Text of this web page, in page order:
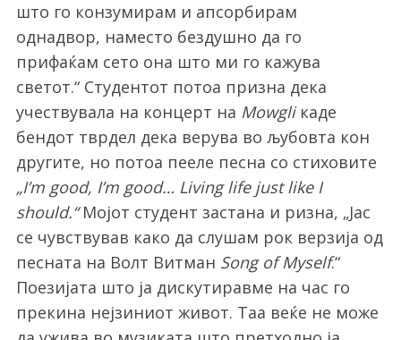
што го конзумирам и апсорбирам
однадвор, наместо бездушно да го
прифаќам сето она што ми го кажува
светот.“ Студентот потоа призна дека
учествувала на концерт на Мowgliкаде
бендот тврдел дека верува во љубовта кон
другите, но потоа пееле песна со стиховите
„I’m good, I’m good… Living life just like I
should.“Мојот студент застана и ризна, „Јас
се чувствував како да слушам рок верзија од
песната на Волт Витман Song of Myself.“
Поезијата што ја дискутиравме на час го
прекина нејзиниот живот. Таа веќе не може